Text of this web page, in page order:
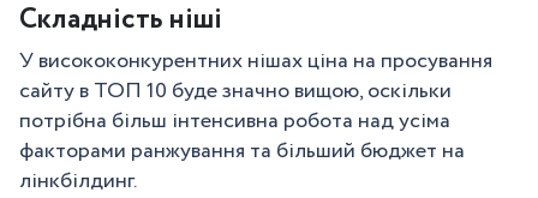
Складність ніші
У висококонкурентних нішах ціна на просування
сайту в ТОП 10 буде значно вищою, оскільки
потрібна більш інтенсивна робота над усіма
факторами ранжування та більший бюджет на
лінкбілдинг.